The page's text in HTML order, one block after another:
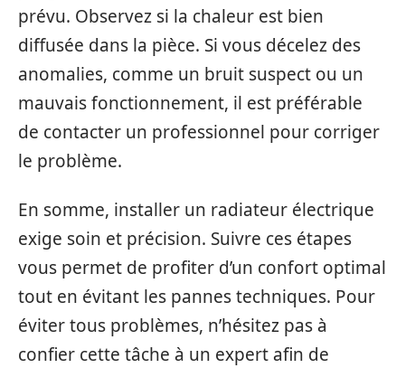
prévu. Observez si la chaleur est bien
diffusée dans la pièce. Si vous décelez des
anomalies, comme un bruit suspect ou un
mauvais fonctionnement, il est préférable
de contacter un professionnel pour corriger
le problème.
En somme, installer un radiateur électrique
exige soin et précision. Suivre ces étapes
vous permet de profiter d’un confort optimal
tout en évitant les pannes techniques. Pour
éviter tous problèmes, n’hésitez pas à
confier cette tâche à un expert afin de